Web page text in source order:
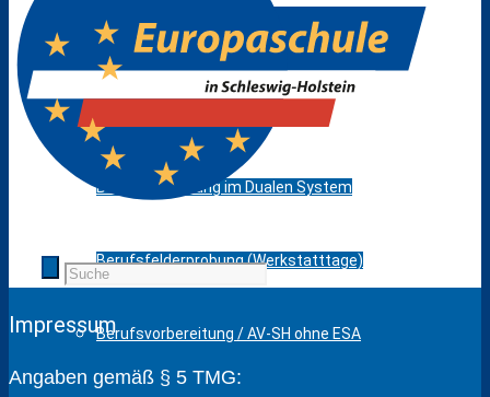
Bildungsangebot
Berufsausbildung im Dualen System
Berufsfelderprobung (Werkstatttage)
Berufsvorbereitung / AV-SH ohne ESA
Impressum
Angaben gemäß § 5 TMG: